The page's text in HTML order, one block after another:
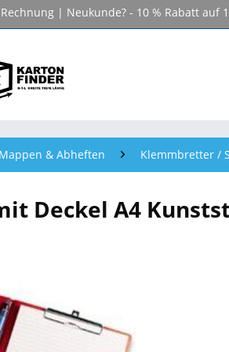
| Neukunde? - 10 % Rabatt auf
& Abheften Klemmbretter /
Deckel A4